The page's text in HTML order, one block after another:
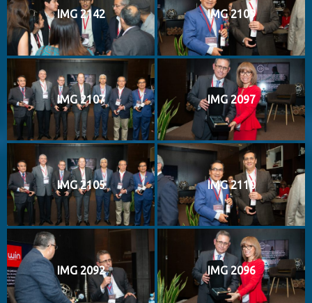
IMG 2142 IMG 2109
IMG 2107 IMG 2097
IMG 2105 IMG 2110
IMG 2092 IMG 2096